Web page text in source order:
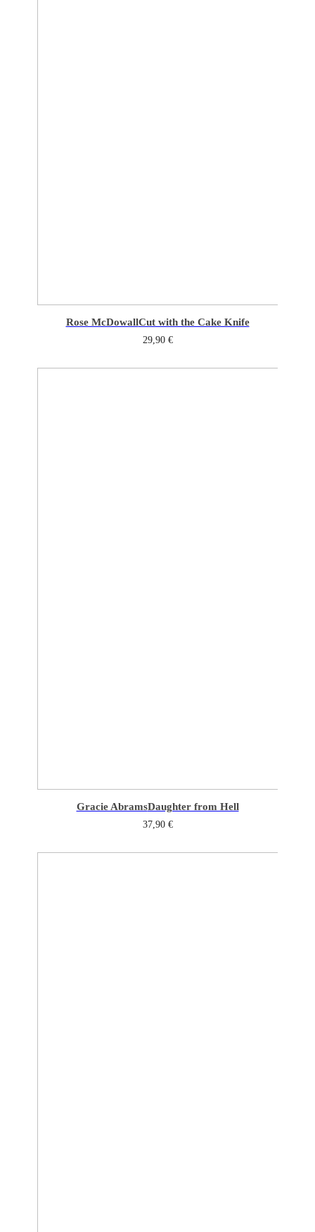
Rose McDowallCut with the Cake Knife
29,90 €
Gracie AbramsDaughter from Hell
37,90 €